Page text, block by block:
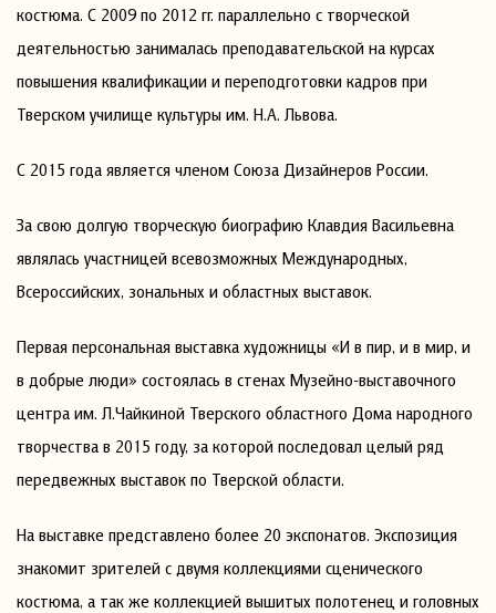
костюма. С 2009 по 2012 гг. параллельно с творческой
деятельностью занималась преподавательской на курсах
повышения квалификации и переподготовки кадров при
Тверском училище культуры им. Н.А. Львова.
С 2015 года является членом Союза Дизайнеров России.
За свою долгую творческую биографию Клавдия Васильевна
являлась участницей всевозможных Международных,
Всероссийских, зональных и областных выставок.
Первая персональная выставка художницы «И в пир, и в мир, и
в добрые люди» состоялась в стенах Музейно-выставочного
центра им. Л.Чайкиной Тверского областного Дома народного
творчества в 2015 году, за которой последовал целый ряд
передвежных выставок по Тверской области.
На выставке представлено более 20 экспонатов. Экспозиция
знакомит зрителей с двумя коллекциями сценического
костюма, а так же коллекцией вышитых полотенец и головных